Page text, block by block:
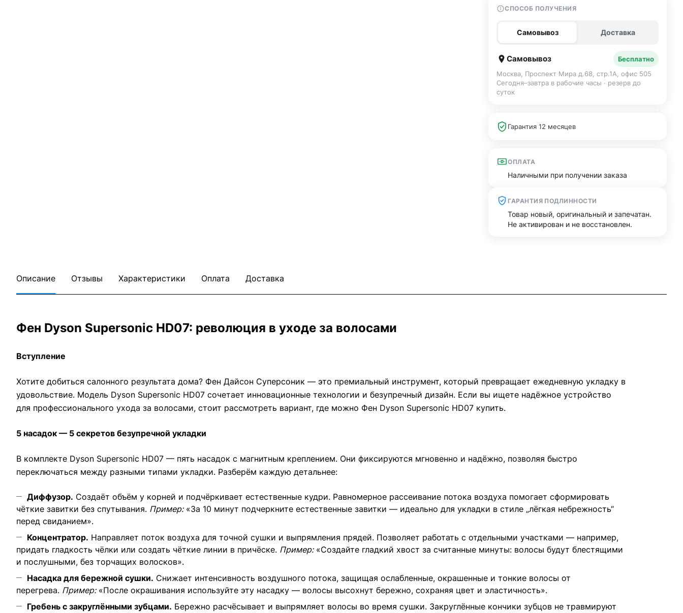
СПОСОБ ПОЛУЧЕНИЯ
Самовывоз Доставка
Самовывоз
Бесплатно
Москва, Проспект Мира д.68, стр.1А, офис 505
Сегодня–завтра в рабочие часы · резерв до
суток
Гарантия 12 месяцев
ОПЛАТА
Наличными при получении заказа
ГАРАНТИЯ ПОДЛИННОСТИ
Товар новый, оригинальный и запечатан.
Не активирован и не восстановлен.
Описание Отзывы Характеристики Оплата Доставка
Фен Dyson Supersonic HD07: революция в уходе за волосами
Вступление
Хотите добиться салонного результата дома? Фен Дайсон Суперсоник — это премиальный инструмент, который превращает ежедневную укладку в
удовольствие. Модель Dyson Supersonic HD07 сочетает инновационные технологии и безупречный дизайн. Если вы ищете надёжное устройство
для профессионального ухода за волосами, стоит рассмотреть вариант, где можно Фен Dyson Supersonic HD07 купить.
5 насадок — 5 секретов безупречной укладки
В комплекте Dyson Supersonic HD07 — пять насадок с магнитным креплением. Они фиксируются мгновенно и надёжно, позволяя быстро
переключаться между разными типами укладки. Разберём каждую детальнее:
Диффузор. Создаёт объём у корней и подчёркивает естественные кудри. Равномерное рассеивание потока воздуха помогает сформировать
чёткие завитки без спутывания. Пример:«За 10 минут подчеркните естественные завитки — идеально для укладки в стиле „лёгкая небрежность“
перед свиданием».
Концентратор. Направляет поток воздуха для точной сушки и выпрямления прядей. Позволяет работать с отдельными участками — например,
придать гладкость чёлки или создать чёткие линии в причёске. Пример:«Создайте гладкий хвост за считанные минуты: волосы будут блестящими
и послушными, без торчащих волосков».
Насадка для бережной сушки. Снижает интенсивность воздушного потока, защищая ослабленные, окрашенные и тонкие волосы от
перегрева. Пример:«После окрашивания используйте эту насадку — волосы высохнут бережно, сохраняя цвет и эластичность».
Гребень с закруглёнными зубцами. Бережно расчёсывает и выпрямляет волосы во время сушки. Закруглённые кончики зубцов не травмируют